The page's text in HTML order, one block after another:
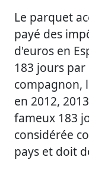
Le parquet
payé des
d'euros en
183 jours par
compagnon,
en 2012,
fameux 183
considérée
pays et doit